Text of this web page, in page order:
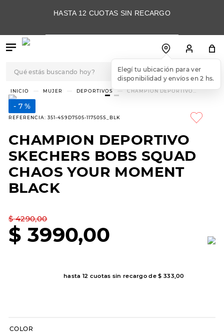
HASTA 12 CUOTAS SIN RECARGO
Elegí tu ubicación para ver
disponibilidad y envíos en 2 hs.
MUJER DEPORTIVOS
CHAMPION DEPORTIVO
7 %
REFERENCIA: 351-4S9D7505-117505S_BLK
CHAMPION DEPORTIVO
SKECHERS BOBS SQUAD
CHAOS YOUR MOMENT
BLACK
$ 4290,00
$ 3990,00
hasta 12 cuotas sin recargo de$ 333,00
COLOR
TÉRMINOS MÁS
BUSCADOS
1
3.
skechers slip-ins
4
championes
10
botas dama